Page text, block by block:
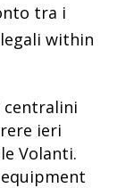
tra i
within
centralini
ieri
Volanti.